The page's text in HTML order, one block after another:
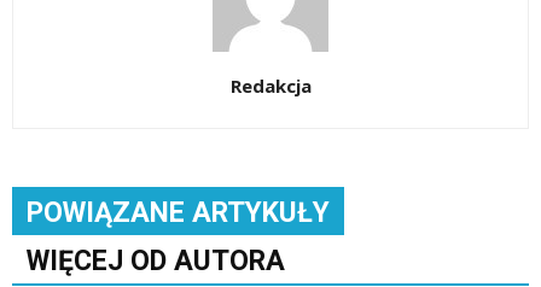
Redakcja
POWIĄZANE ARTYKUŁY
WIĘCEJ OD AUTORA